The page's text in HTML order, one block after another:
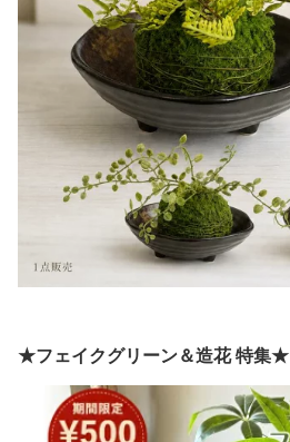
★フェイクグリーン＆造花 特集★